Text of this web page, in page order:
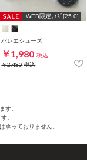
WEB限定ｻｲｽﾞ[25.0]
バレエシューズ
￥1,980 税込
￥2,480税込
す。
。
承っておりません。